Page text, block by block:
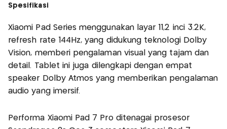
Spesifikasi
Xiaomi Pad Series menggunakan layar 11,2 inci 3.2K,
refresh rate 144Hz, yang didukung teknologi Dolby
Vision, memberi pengalaman visual yang tajam dan
detail. Tablet ini juga dilengkapi dengan empat
speaker Dolby Atmos yang memberikan pengalaman
audio yang imersif.
Performa Xiaomi Pad 7 Pro ditenagai prosesor